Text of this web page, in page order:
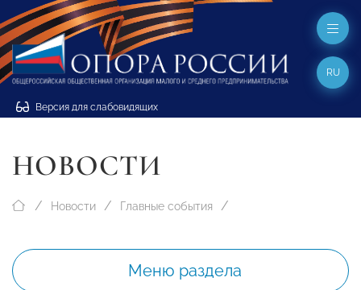
Версия для слабовидящих
RU
НОВОСТИ
Новости Главные события
Меню раздела